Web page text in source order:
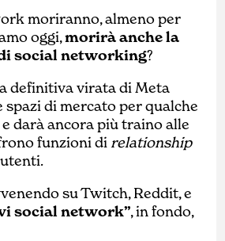
moriranno, almeno per
oggi,morirà anche la
social networking?
definitiva virata di Meta
di mercato per qualche
darà ancora più traino alle
funzioni di relationship
su Twitch, Reddit, e
social network”, in fondo,